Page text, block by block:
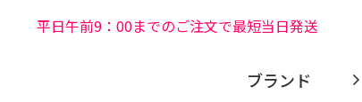
平日午前9：00までのご注文で最短当日発送
ブランド